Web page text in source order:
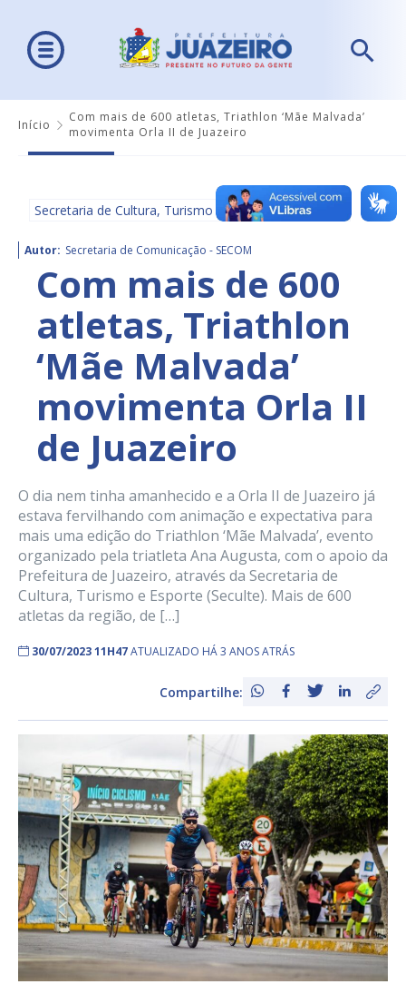
Início
Com mais de 600 atletas, Triathlon ‘Mãe Malvada’
movimenta Orla II de Juazeiro
Secretaria de Cultura, Turismo e Esportes - SECULTE
Autor: Secretaria de Comunicação - SECOM
Com mais de 600
atletas, Triathlon
‘Mãe Malvada’
movimenta Orla II
de Juazeiro
O dia nem tinha amanhecido e a Orla II de Juazeiro já
estava fervilhando com animação e expectativa para
mais uma edição do Triathlon ‘Mãe Malvada’, evento
organizado pela triatleta Ana Augusta, com o apoio da
Prefeitura de Juazeiro, através da Secretaria de
Cultura, Turismo e Esporte (Seculte). Mais de 600
atletas da região, de […]
30/07/2023 11H47ATUALIZADO HÁ 3 ANOS ATRÁS
Compartilhe: